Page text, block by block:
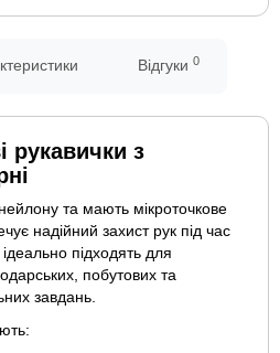
Відгуки 0
рукавички з
нейлону та мають мікроточкове
надійний захист рук під час
підходять для
побутових та
завдань.